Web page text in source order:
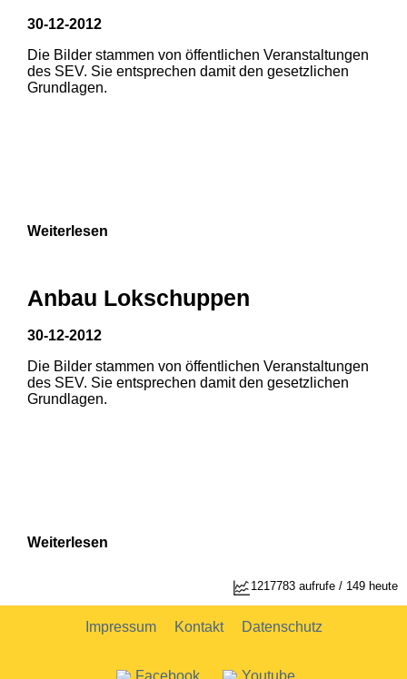
1 2 3
1 2
2
30-12-2012
Die Bilder stammen von öffentlichen Veranstaltungen
des SEV. Sie entsprechen damit den gesetzlichen
Grundlagen.
Weiterlesen
Anbau Lokschuppen
30-12-2012
Die Bilder stammen von öffentlichen Veranstaltungen
des SEV. Sie entsprechen damit den gesetzlichen
Grundlagen.
Weiterlesen
1217783 aufrufe / 149 heute
Impressum Kontakt Datenschutz